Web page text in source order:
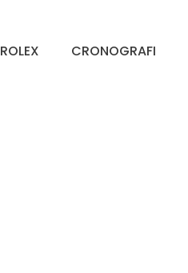
ROLEX CRONOGRAFI